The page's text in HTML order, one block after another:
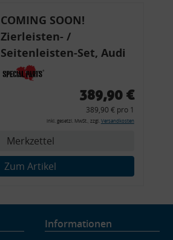
COMING SOON!
Zierleisten- /
Seitenleisten-Set, Audi
80 Cabrio, Coupe, S2, (6x
Zierleiste, 2x Kappe,
Montagewerkzeug)
389,90 €
389,90 € pro 1
inkl. gesetzl. MwSt., zzgl. Versandkosten
Merkzettel
Zum Artikel
Informationen